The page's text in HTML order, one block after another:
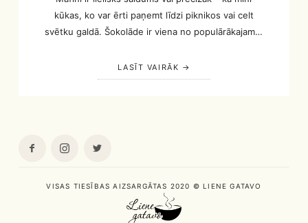
kūkas, ko var ērti paņemt līdzi piknikos vai celt
svētku galdā. Šokolāde ir viena no populārākajam…
LASĪT VAIRĀK
VISAS TIESĪBAS AIZSARGĀTAS 2020 © LIENE GATAVO